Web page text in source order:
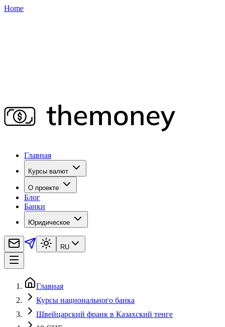
Home
Главная
Курсы валют
О проекте
Блог
Банки
Юридическое
RU
Главная
Курсы национального банка
Швейцарский франк в Казахский тенге